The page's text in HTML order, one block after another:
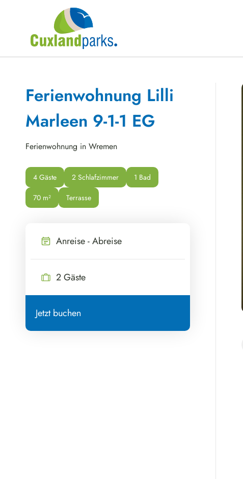
Ferienwohnung Lilli
Marleen 9-1-1 EG
Ferienwohnung in Wremen
4 Gäste 2 Schlafzimmer
1 Bad
70 m² Terrasse